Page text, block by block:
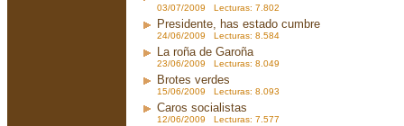
03/07/2009 Lecturas: 7.802
Presidente, has estado cumbre
24/06/2009 Lecturas: 8.584
La roña de Garoña
23/06/2009 Lecturas: 8.049
Brotes verdes
15/06/2009 Lecturas: 8.093
Caros socialistas
12/06/2009 Lecturas: 7.577